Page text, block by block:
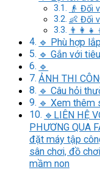
👴 Đối
👶 Đối
🔹 Phù hợp
🔹 Gắn với
🔹
ẢNH THI
🔹 Câu hỏi
🔹 Xem thêm
🔹LIÊN HỆ
PHƯƠNG QUA
đặt máy tập
sân chơi, đồ
mầm non